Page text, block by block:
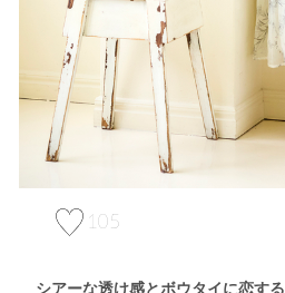
105
シアーな透け感とボウタイに恋する